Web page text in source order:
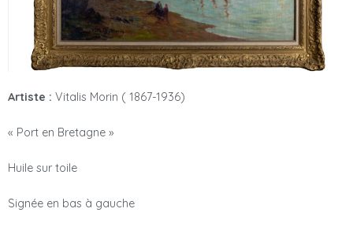
Artiste : Vitalis Morin ( 1867-1936)
« Port en Bretagne »
Huile sur toile
Signée en bas à gauche